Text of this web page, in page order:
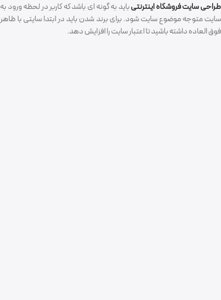
طراحی سایت فروشگاه اینترنتیباید به گونه ای باشد که کاربر در لحظه ورود به
سایت متوجه موضوع سایت شود. برای برند شدن باید در ابتدا سایتی با ظاهر
فوق العاده داشته باشید تا اعتبار سایت را افزایش دهد.